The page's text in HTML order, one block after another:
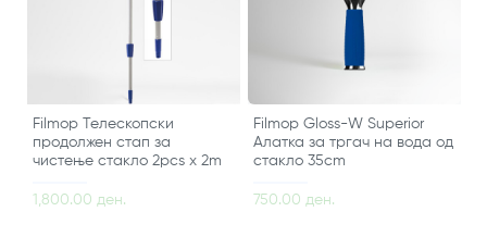
Filmop Телескопски
продолжен стап за
чистење стакло 2pcs x 2m
1,800.00 ден.
Filmop Gloss-W Superior
Алатка за тргач на вода од
стакло 35cm
750.00 ден.